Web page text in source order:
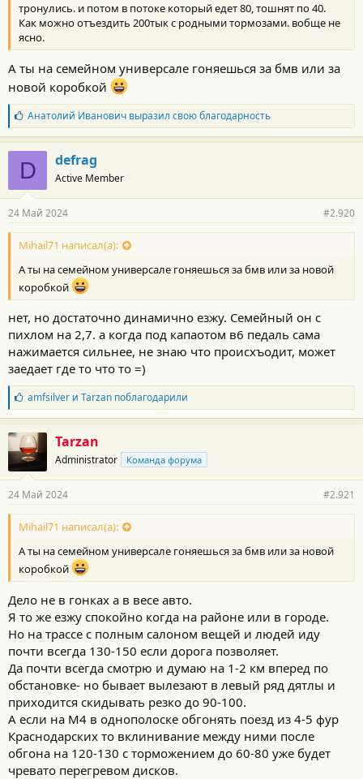
тронулись. и потом в потоке который едет 80, тошнят по 40.
Как можно отъездить 200тык с родными тормозами. вобще не
ясно.
А ты на семейном универсале гоняешься за бмв или за
новой коробкой
Б
л
а
г
о
д
а
н
о
с
и
:
Анатолий Ивановичвыразил свою благодарность
D defrag
Active Member
24 Май 2024 #2.920
Mihail71 написал(а):
А ты на семейном универсале гоняешься за бмв или за новой
коробкой
нет, но достаточно динамично езжу. Семейный он с
пихлом на 2,7. а когда под капаотом в6 педаль сама
нажимается сильнее, не знаю что происхъодит, может
заедает где то что то =)
Б
л
а
г
о
д
а
н
о
с
и
:
amfsilverи Tarzanпоблагодарили
Tarzan
Administrator Команда форума
24 Май 2024 #2.921
Mihail71 написал(а):
А ты на семейном универсале гоняешься за бмв или за новой
коробкой
Дело не в гонках а в весе авто.
Я то же езжу спокойно когда на районе или в городе.
Но на трассе с полным салоном вещей и людей иду
почти всегда 130-150 если дорога позволяет.
Да почти всегда смотрю и думаю на 1-2 км вперед по
обстановке- но бывает вылезают в левый ряд дятлы и
приходится скидывать резко до 90-100.
А если на М4 в однополоске обгонять поезд из 4-5 фур
Краснодарских то вклинивание между ними после
обгона на 120-130 с торможением до 60-80 уже будет
чревато перегревом дисков.